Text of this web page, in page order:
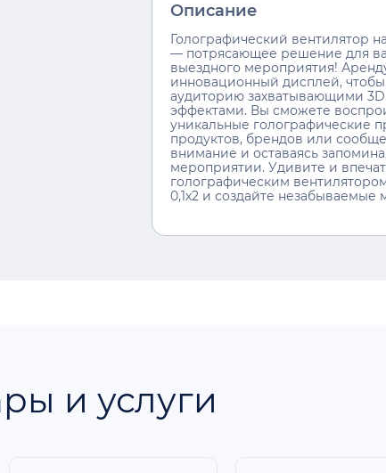
Описание
Голографический вентилятор
— потрясающее решение для
выездного мероприятия!
инновационный дисплей,
аудиторию захватывающими
эффектами. Вы сможете
уникальные голографические
продуктов, брендов или
внимание и оставаясь
мероприятии. Удивите и
голографическим
0,1х2 и создайте незабываемые
и услуги